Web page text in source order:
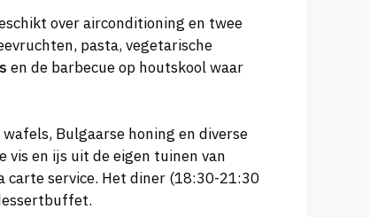
over airconditioning en twee
pasta, vegetarische
en de barbecue op houtskool waar
Bulgaarse honing en diverse
en ijs uit de eigen tuinen van
carte service. Het diner (18:30-21:30